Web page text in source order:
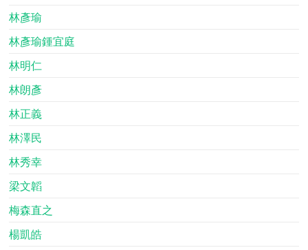
林彥瑜
林彥瑜鍾宜庭
林明仁
林朗彥
林正義
林澤民
林秀幸
梁文韜
梅森直之
楊凱皓